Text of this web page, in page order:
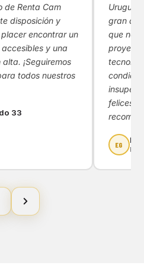
de Renta Cam
disposición y
encontrar un
y una
¡Seguiremos
todos nuestros
33
gran
que nos
felices
EG